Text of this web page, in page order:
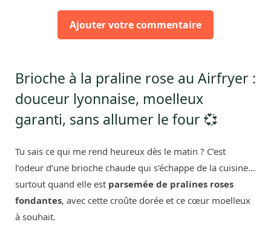
Ajouter votre commentaire
Brioche à la praline rose au Airfryer :
douceur lyonnaise, moelleux
garanti, sans allumer le four 💞
Tu sais ce qui me rend heureux dès le matin ? C’est
l’odeur d’une brioche chaude qui s’échappe de la cuisine…
surtout quand elle est parsemée de pralines roses
fondantes, avec cette croûte dorée et ce cœur moelleux
à souhait.